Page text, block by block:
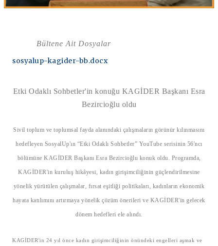
Bültene Ait Dosyalar
sosyalup-kagider-bb.docx
Etki Odaklı Sohbetler'in konuğu KAGİDER Başkanı Esra
Bezircioğlu oldu
Sivil toplum ve toplumsal fayda alanındaki çalışmaların görünür kılınmasını
hedefleyen SosyalUp'ın “Etki Odaklı Sohbetler” YouTube serisinin 56'ncı
bölümüne KAGİDER Başkanı Esra Bezircioğlu konuk oldu. Programda,
KAGİDER'in kuruluş hikâyesi, kadın girişimciliğinin güçlendirilmesine
yönelik yürütülen çalışmalar, fırsat eşitliği politikaları, kadınların ekonomik
hayata katılımını artırmaya yönelik çözüm önerileri ve KAGİDER'in gelecek
dönem hedefleri ele alındı.
KAGİDER'in 24 yıl önce kadın girişimciliğinin önündeki engelleri aşmak ve